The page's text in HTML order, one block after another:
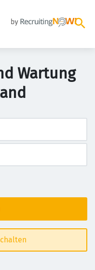
Wartung